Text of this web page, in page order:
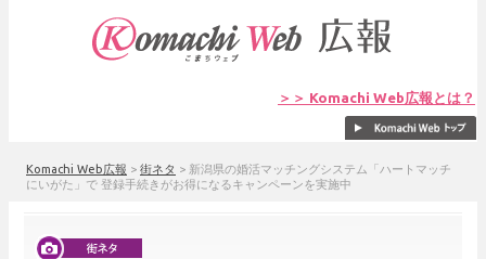
＞＞ Komachi Web広報とは？
Komachi Web広報 > 街ネタ > 新潟県の婚活マッチングシステム「ハートマッチ
にいがた」で 登録手続きがお得になるキャンペーンを実施中